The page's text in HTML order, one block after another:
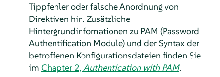
Tippfehler oder falsche Anordnung von
Direktiven hin. Zusätzliche
Hintergrundinfomationen zu PAM (Password
Authentification Module) und der Syntax der
betroffenen Konfigurationsdateien finden Sie
im Chapter 2, Authentication with PAM.